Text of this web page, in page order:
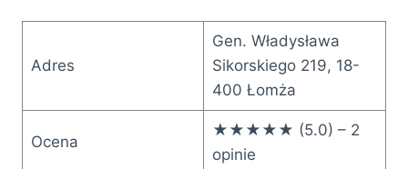
Adres
Gen. Władysława
Sikorskiego 219, 18-
400 Łomża
Ocena
★★★★★ (5.0) – 2
opinie